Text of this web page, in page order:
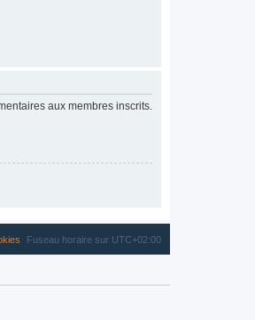
aux membres inscrits.
Fuseau horaire sur UTC+02:00